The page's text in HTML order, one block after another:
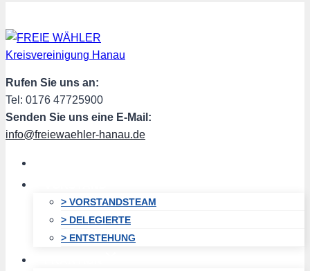
Inhalt
springen
Rufen Sie uns an:
Tel: 0176 47725900
Senden Sie uns eine E-Mail:
info@freiewaehler-hanau.de
> VORSTANDSTEAM
> DELEGIERTE
> ENTSTEHUNG